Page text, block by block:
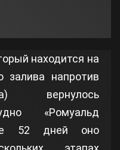
находится на
залива напротив
вернулось
«Ромуальд
52 дней оно